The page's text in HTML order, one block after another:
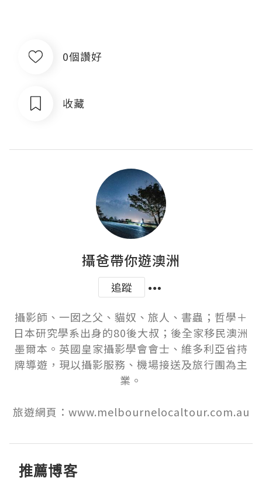
0個讚好
收藏
攝爸帶你遊澳洲
追蹤
攝影師、一囡之父、貓奴、旅人、書蟲；哲學＋
日本研究學系出身的80後大叔；後全家移民澳洲
墨爾本。英國皇家攝影學會會士、維多利亞省持
牌導遊，現以攝影服務、機場接送及旅行團為主
業。
旅遊網頁：www.melbournelocaltour.com.au
推薦博客